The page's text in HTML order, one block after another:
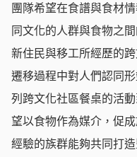
團隊希望在食譜與食材
同文化的人群與食物之
新住民與移工所經歷的
遷移過程中對人們認同
列跨文化社區餐桌的活
望以食物作為媒介，促
經驗的族群能夠共同打